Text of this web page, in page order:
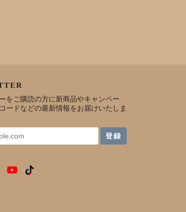
をご購読の方に新商品やキャンペー
ードなどの最新情報をお届けいたしま
登録